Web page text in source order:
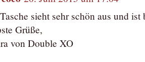
sieht sehr schön aus und
Grüße,
von Double XO